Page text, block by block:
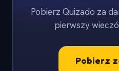
Pobierz Quizado za
pierwszy
Pobierz